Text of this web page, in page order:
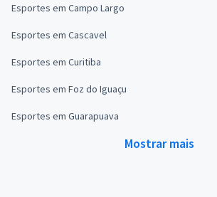
Esportes em Campo Largo
Esportes em Cascavel
Esportes em Curitiba
Esportes em Foz do Iguaçu
Esportes em Guarapuava
Mostrar mais